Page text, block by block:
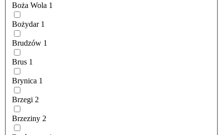
Boża Wola 1
Bożydar 1
Brudzów 1
Brus 1
Brynica 1
Brzegi 2
Brzeziny 2